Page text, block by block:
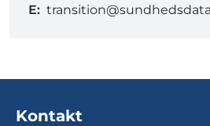
E:
Kontakt